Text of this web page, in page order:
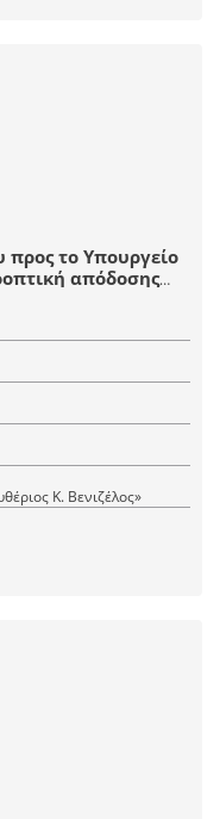
προς το Υπουργείο
απόδοσης
Κ. Βενιζέλος»